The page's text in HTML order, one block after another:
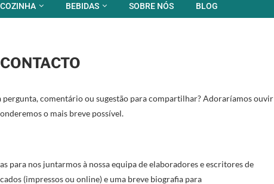
BEBIDAS SOBRE NÓS BLOG
CONTACTO
pergunta, comentário ou sugestão para compartilhar? Adoraríamos ouvir
o mais breve possível.
para nos juntarmos à nossa equipa de elaboradores e escritores de
(impressos ou online) e uma breve biografia para